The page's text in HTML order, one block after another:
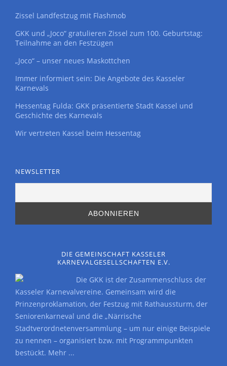
Zissel Landfestzug mit Flashmob
GKK und „Joco“ gratulieren Zissel zum 100. Geburtstag:
Teilnahme an den Festzügen
„Joco“ – unser neues Maskottchen
Immer informiert sein: Die Angebote des Kasseler
Karnevals
Hessentag Fulda: GKK präsentierte Stadt Kassel und
Geschichte des Karnevals
Wir vertreten Kassel beim Hessentag
NEWSLETTER
DIE GEMEINSCHAFT KASSELER
KARNEVALGESELLSCHAFTEN E.V.
Die GKK ist der Zusammenschluss der
Kasseler Karnevalvereine. Gemeinsam wird die
Prinzenproklamation, der Festzug mit Rathaussturm, der
Seniorenkarneval und die „Närrische
Stadtverordnetenversammlung – um nur einige Beispiele
zu nennen – organisiert bzw. mit Programmpunkten
bestückt. Mehr ...